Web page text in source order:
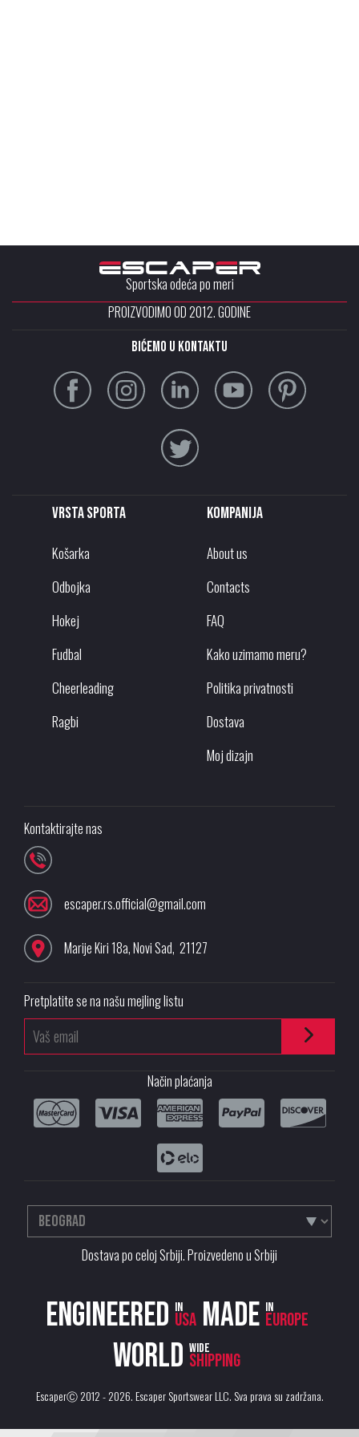
Sportska odeća po meri
PROIZVODIMO OD 2012. GODINE
Bićemo u kontaktu
Vrsta sporta
Košarka
Odbojka
Hokej
Fudbal
Cheerleading
Ragbi
Kompanija
About us
Contacts
FAQ
Kako uzimamo meru?
Politika privatnosti
Dostava
Moj dizajn
Kontaktirajte nas
escaper.rs.official@gmail.com
Marije Kiri 18a,Novi Sad, 21127
Pretplatite se na našu mejling listu
Način plaćanja
Dostava po celoj Srbiji. Proizvedeno u Srbiji
Engineered in
USA Made in
Europe
World wide
shipping
EscaperⒸ 2012 - 2026.Escaper Sportswear LLC. Sva prava su zadržana.